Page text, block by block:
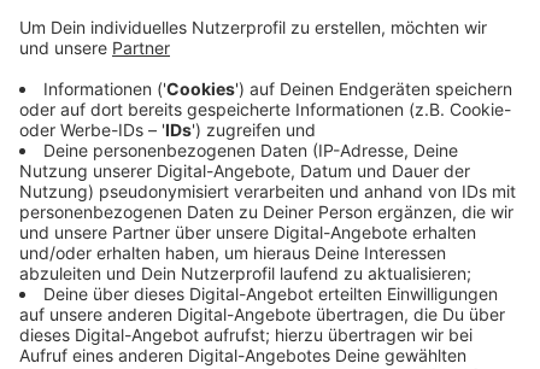
Anzeige
Sie schickt einen Appell an die Landesregierung. Sie
fordert, dass die knapp 4000 Azubis im Kreis
möglichst nur die Hälfte für das Deutschlandticket
zahlen sollten, um Bus und Bahn vor allem für ihren
täglichen Weg zum Ausbildungsplatz und zur
Berufsschule zu nutzen. Das Land NRW sollte damit
dem Vorbild Niedersachsens folgen, dort gibt es das
schon, da das Land 20 Prozent der Kosten übernimmt.